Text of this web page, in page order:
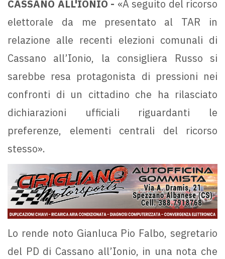
CASSANO ALL'IONIO - «A seguito del ricorso
elettorale da me presentato al TAR in
relazione alle recenti elezioni comunali di
Cassano all’Ionio, la consigliera Russo si
sarebbe resa protagonista di pressioni nei
confronti di un cittadino che ha rilasciato
dichiarazioni ufficiali riguardanti le
preferenze, elementi centrali del ricorso
stesso».
Lo rende noto Gianluca Pio Falbo, segretario
del PD di Cassano all’Ionio, in una nota che